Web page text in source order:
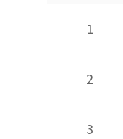
1
2
3